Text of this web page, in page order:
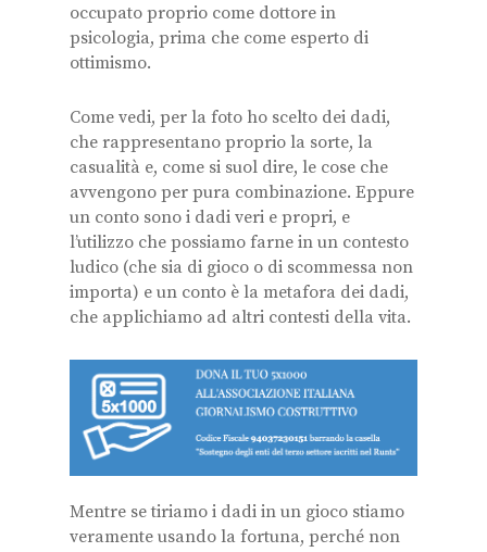
occupato proprio come dottore in
psicologia, prima che come esperto di
ottimismo.
Come vedi, per la foto ho scelto dei dadi,
che rappresentano proprio la sorte, la
casualità e, come si suol dire, le cose che
avvengono per pura combinazione. Eppure
un conto sono i dadi veri e propri, e
l’utilizzo che possiamo farne in un contesto
ludico (che sia di gioco o di scommessa non
importa) e un conto è la metafora dei dadi,
che applichiamo ad altri contesti della vita.
Mentre se tiriamo i dadi in un gioco stiamo
veramente usando la fortuna, perché non